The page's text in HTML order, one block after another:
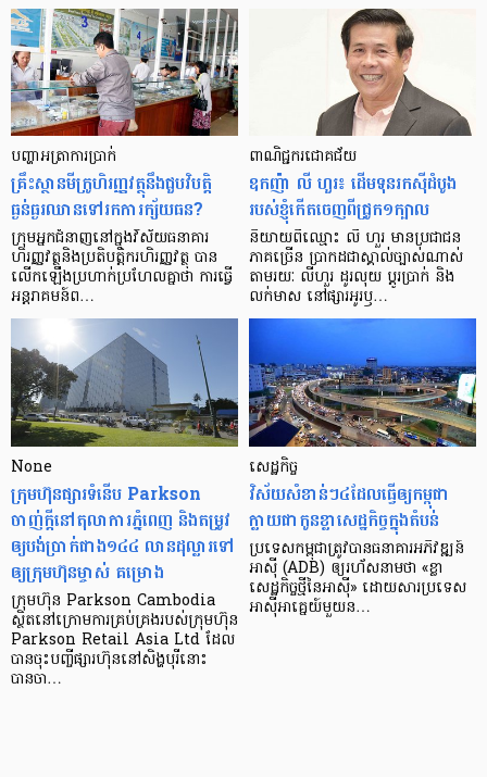
បញ្ហា​អត្រា​ការប្រាក់
គ្រឹះស្ថាន​មីក្រូ​ហិរញ្ញវត្ថុ​នឹង​ជួប​វិបត្តិ​
ធ្ងន់ធ្ងរ​ឈាន​ទៅ​រក​ការ​ក្ស័យធន?
ក្រុម​អ្នក​ជំនាញ​នៅ​ក្នុង​វិស័យ​ធនាគារ
ហិរញ្ញវត្ថុ​និង​ប្រតិបត្តិករ​ហិរញ្ញ​វត្ថុ បាន​​
លើក​ឡើង​ប្រហាក់​ប្រហែល​គ្នា​ថា ការ​ធ្វើ​
អន្តរាគមន៍​ព…
ពាណិជ្ជករជោគជ័យ
ឧកញ៉ា លី ហួរ៖ ដើមទុនរកស៊ីដំបូង
របស់ខ្ញុំកើតចេញពីជ្រូក១ក្បាល
និយាយ​ពី​ឈ្មោះ លី ហួរ មាន​ប្រជាជន​
ភាគ​ច្រើន ប្រាកដ​ជា​ស្គាល់​ច្បាស់​ណាស់
តាមរយៈ លីហួរ ដូរ​លុយ ប្តូរ​បា្រក់ និង​
លក់​មាស នៅ​ផ្សារ​អូរ​ឫ…
None
ក្រុមហ៊ុនផ្សារទំនើប Parkson
ចាញ់ក្ដីនៅតុលាការភ្នំពេញ និងតម្រូវ
ឲ្យបង់ប្រាក់ជាង១៤៤ លានដុល្លារទៅ
ឲ្យក្រុមហ៊ុនម្ចាស់ គម្រោង
ក្រុមហ៊ុន Parkson Cambodia
ស្ថិតនៅក្រោមការគ្រប់គ្រងរបស់ក្រុមហ៊ុន
Parkson Retail Asia Ltd ដែល
បានចុះបញ្ចីផ្សារហ៊ុននៅសិង្ហបុរីនោះ
បានចា…
សេដ្ឋកិច្ច​
វិស័យ​សំខាន់ៗ​៤​ដែល​ធ្វើ​ឲ្យ​កម្ពុជា​
ក្លាយ​ជា​កូន​ខ្លា​សេដ្ឋកិច្ច​ក្នុង​តំបន់
ប្រទេស​កម្ពុជា​ត្រូវ​បាន​ធនាគារ​អភិវឌ្ឍន៍​
អាស៊ី (ADB) ឲ្យ​រហ័ស​នាមថា «ខ្លា​
សេដ្ឋកិច្ច​ថ្មី​នៃ​អាស៊ី» ដោយសារ​ប្រទេស​
អាស៊ី​អាគ្នេយ៍​មួយ​ន…